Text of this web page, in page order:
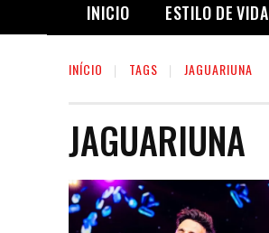
INICIO ESTILO DE VIDA
INÍCIO TAGS JAGUARIUNA
JAGUARIUNA